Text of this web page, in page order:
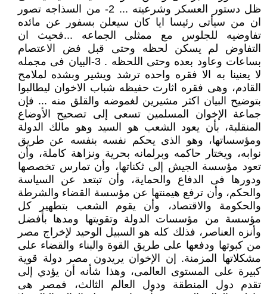
ظل دستور العسكر وشرعيته ... 2- من السذاجه تصور
ان من سيأتى رئيسا ايا كان سيعلن بسفور عن مائده
تفاوضيه للجلوس مع ممثلى الجماعه ...فحيث ان
التفاوض لم يسكن لحظه وحتى قبل فض الاعتصام
بساعات وعاود بعده وحتى اللحظه . 3-البيان فى مجمله
لا يعنينا به الا فقره واحده ترشد ويشير وبشده لملامح
القادم، وهى فقره اثارت حفيظه شباب الاخوان ليطالبوا
بتوضيح البيان اكثر مشيرين لغموضه والقلق منه ... فإن
جماعة الإخوان المسلمين تسعى إلى تصحيح الأوضاع
المنقلبة، بأن يعود الشعب هو السيد وهو مالك الدولة
ومؤسساتها، وهو الذى يحكم نفسه بنفسه عن طريق
نوابه، ويختار حاكمه وبرلمانه بحرية ونزاهة كاملة، وأن
تعود مؤسسة الجيش إلى ثكناتها، وأن تمارس تخصصها
ودورها فى الدفاع والحماية، وأن تبتعد عن السياسة
والحكم، وأن ترفع هيمنتها عن مؤسسة القضاء والشرطة
والحكومة والاقتصاد، وأن يقوم الشعب بتطهير كل
مؤسسة من مؤسسات الدولة وتقويتها ومدها بأفضل
وأنزه العناصر، فذلك كله هو السبيل الوحيد لإخراج مصر
من كبوتها ودفعها على طريق القوة والبناء والقضاء على
مشكلاتها المزمنة. إن الإخوان يريدون مصر دولة قوية
كبيرة على المستوى العالمى، وهذا شأنه أن يؤدي إلى
تقدم دول المنطقة ودول العالم الثالث، فمصر هى